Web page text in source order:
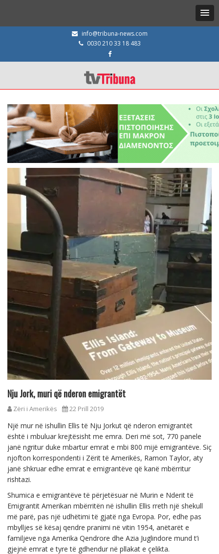
info@tribuna-news.com
0030 210 33 18 483
Nju Jork, muri që nderon emigrantët
Zëri i Amerikës 22 Prill 2019
Një mur në ishullin Ellis të Nju Jorkut që nderon emigrantët
është i mbuluar krejtësisht me emra. Deri më sot, 770 panele
janë ngritur duke mbartur emrat e mbi 800 mijë emigrantëve. Siç
njofton korrespondenti i Zërit të Amerikës, Ramon Taylor, aty
janë shkruar edhe emrat e emigrantëve që kanë mbërritur
rishtazi.
Shumica e emigrantëve të përjetësuar në Murin e Nderit të
Emigrantit Amerikan mbërritën në ishullin Ellis rreth një shekull
më parë, pas një udhëtimi të gjatë nga Evropa. Por, edhe pas
mbylljes së kësaj qendre pranimi në vitin 1954, anëtarët e
familjeve nga Amerika Qendrore dhe Azia Juglindore mund t’i
gjejnë emrat e tyre të gdhendur në pllakat e çelikta.